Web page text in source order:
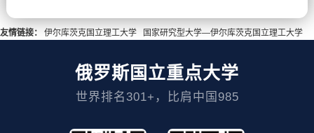
友情链接： 伊尔库茨克国立理工大学 国家研究型大学—伊尔库茨克国立理工大学
俄罗斯国立重点大学
世界排名301+，比肩中国985